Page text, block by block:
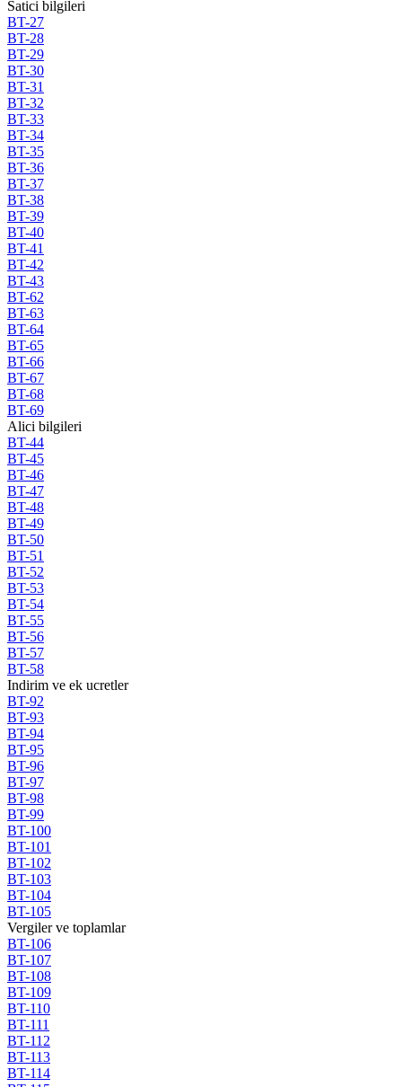
Satici bilgileri
BT-27
BT-28
BT-29
BT-30
BT-31
BT-32
BT-33
BT-34
BT-35
BT-36
BT-37
BT-38
BT-39
BT-40
BT-41
BT-42
BT-43
BT-62
BT-63
BT-64
BT-65
BT-66
BT-67
BT-68
BT-69
Alici bilgileri
BT-44
BT-45
BT-46
BT-47
BT-48
BT-49
BT-50
BT-51
BT-52
BT-53
BT-54
BT-55
BT-56
BT-57
BT-58
Indirim ve ek ucretler
BT-92
BT-93
BT-94
BT-95
BT-96
BT-97
BT-98
BT-99
BT-100
BT-101
BT-102
BT-103
BT-104
BT-105
Vergiler ve toplamlar
BT-106
BT-107
BT-108
BT-109
BT-110
BT-111
BT-112
BT-113
BT-114